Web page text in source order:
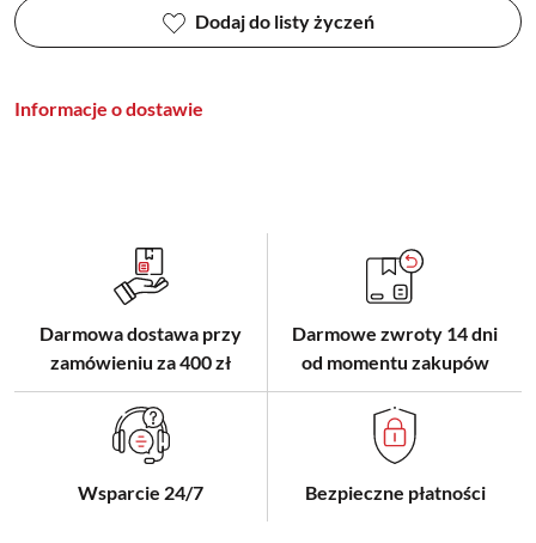
Dodaj do listy życzeń
Informacje o dostawie
Darmowa dostawa przy
zamówieniu za 400 zł
Darmowe zwroty 14 dni
od momentu zakupów
Wsparcie 24/7 Bezpieczne płatności